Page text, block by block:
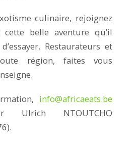
culinaire, rejoignez
belle aventure qu’il
Restaurateurs et
région, faites vous
info@africaeats.be
Ulrich NTOUTCHO